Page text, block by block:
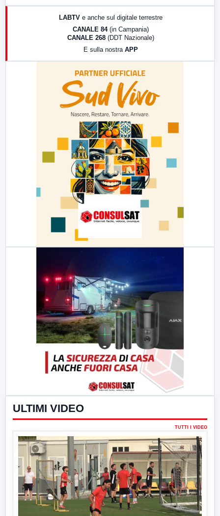
17:00 LabNews (replica)
LABTV e anche sul digitale terrestre
CANALE 84 (in Campania)
CANALE 268 (DDT Nazionale)
E sulla nostra APP
ULTIMI VIDEO
TUTTI I VIDEO